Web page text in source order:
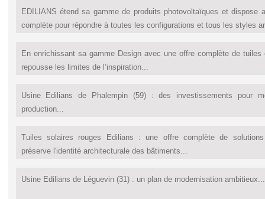
EDILIANS étend sa gamme de produits photovoltaïques et dispose
complète pour répondre à toutes les configurations et tous les styles
En enrichissant sa gamme Design avec une offre complète de tuiles
repousse les limites de l’inspiration...
Usine Edilians de Phalempin (59) : des investissements pour
production...
Tuiles solaires rouges Edilians : une offre complète de
préserve l'identité architecturale des bâtiments...
Usine Edilians de Léguevin (31) : un plan de modernisation ambitieux...